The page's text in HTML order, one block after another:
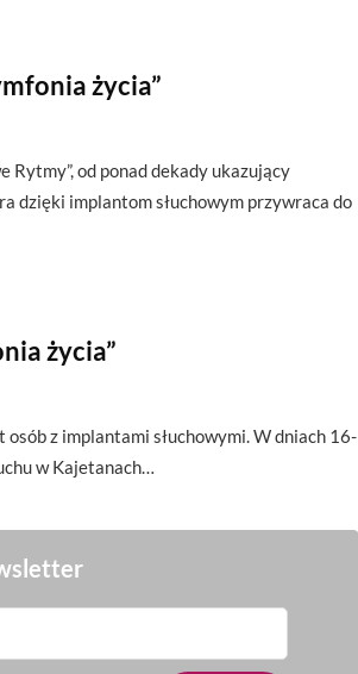
życia”
Rytmy”, od ponad dekady ukazujący
dzięki implantom słuchowym przywraca do
życia”
z implantami słuchowymi. W dniach 16-
w Kajetanach…